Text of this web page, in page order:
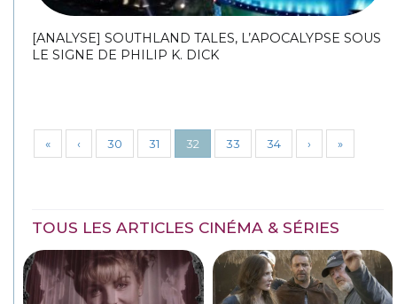
[ANALYSE] SOUTHLAND TALES, L’APOCALYPSE SOUS
LE SIGNE DE PHILIP K. DICK
« ‹ 30 31 32 33 34 › »
TOUS LES ARTICLES CINÉMA & SÉRIES